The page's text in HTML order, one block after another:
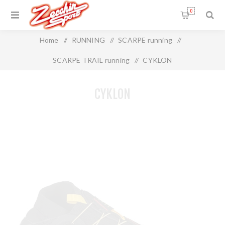
0
Home / RUNNING / SCARPE running /
SCARPE TRAIL running / CYKLON